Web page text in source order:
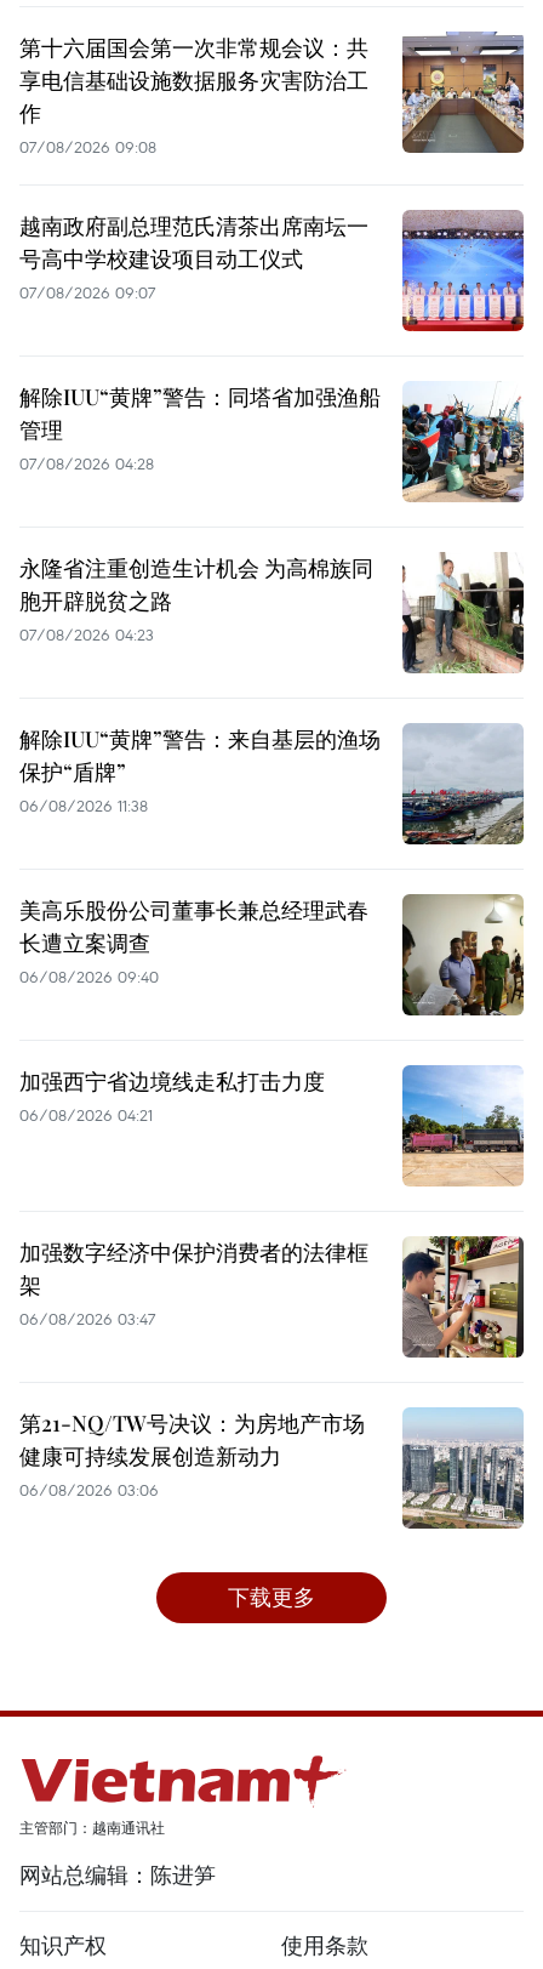
第十六届国会第一次非常规会议：共
享电信基础设施数据服务灾害防治工
作
07/08/2026 09:08
越南政府副总理范氏清茶出席南坛一
号高中学校建设项目动工仪式
07/08/2026 09:07
解除IUU“黄牌”警告：同塔省加强渔船
管理
07/08/2026 04:28
永隆省注重创造生计机会 为高棉族同
胞开辟脱贫之路
07/08/2026 04:23
解除IUU“黄牌”警告：来自基层的渔场
保护“盾牌”
06/08/2026 11:38
美高乐股份公司董事长兼总经理武春
长遭立案调查
06/08/2026 09:40
加强西宁省边境线走私打击力度
06/08/2026 04:21
加强数字经济中保护消费者的法律框
架
06/08/2026 03:47
第21-NQ/TW号决议：为房地产市场
健康可持续发展创造新动力
06/08/2026 03:06
下载更多
主管部门：越南通讯社
网站总编辑：陈进笋
知识产权 使用条款